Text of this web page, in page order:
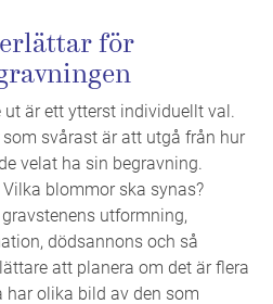
för
är ett ytterst individuellt val.
svårast är att utgå från hur
velat ha sin begravning.
blommor ska synas?
utformning,
dödsannons och så
att planera om det är flera
olika bild av den som